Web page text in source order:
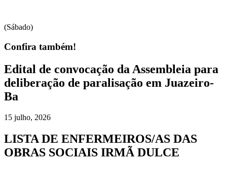
(Sábado)
Confira também!
Edital de convocação da Assembleia para
deliberação de paralisação em Juazeiro-
Ba
15 julho, 2026
LISTA DE ENFERMEIROS/AS DAS
OBRAS SOCIAIS IRMÃ DULCE